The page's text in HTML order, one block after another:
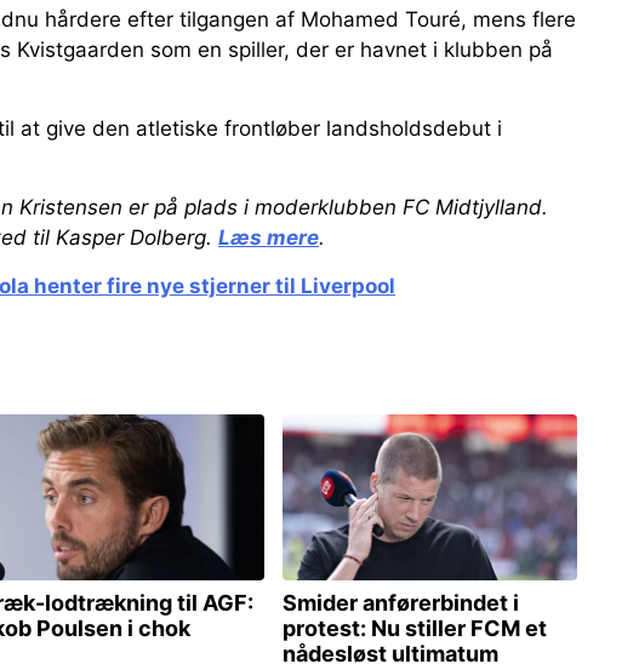
hårdere efter tilgangen af Mohamed Touré, mens flere
Kvistgaarden som en spiller, der er havnet i klubben på
at give den atletiske frontløber landsholdsdebut i
Kristensen er på plads i moderklubben FC Midtjylland.
til Kasper Dolberg. Læs mere.
henter fire nye stjerner til Liverpool